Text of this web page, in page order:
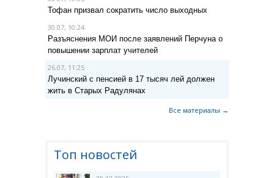
Тофан призвал сократить число выходных
30.07, 10:24
Разъяснения МОИ после заявлений Перчуна о
повышении зарплат учителей
26.07, 11:25
Лучинский с пенсией в 17 тысяч лей должен
жить в Старых Радулянах
Все материалы →
Топ новостей